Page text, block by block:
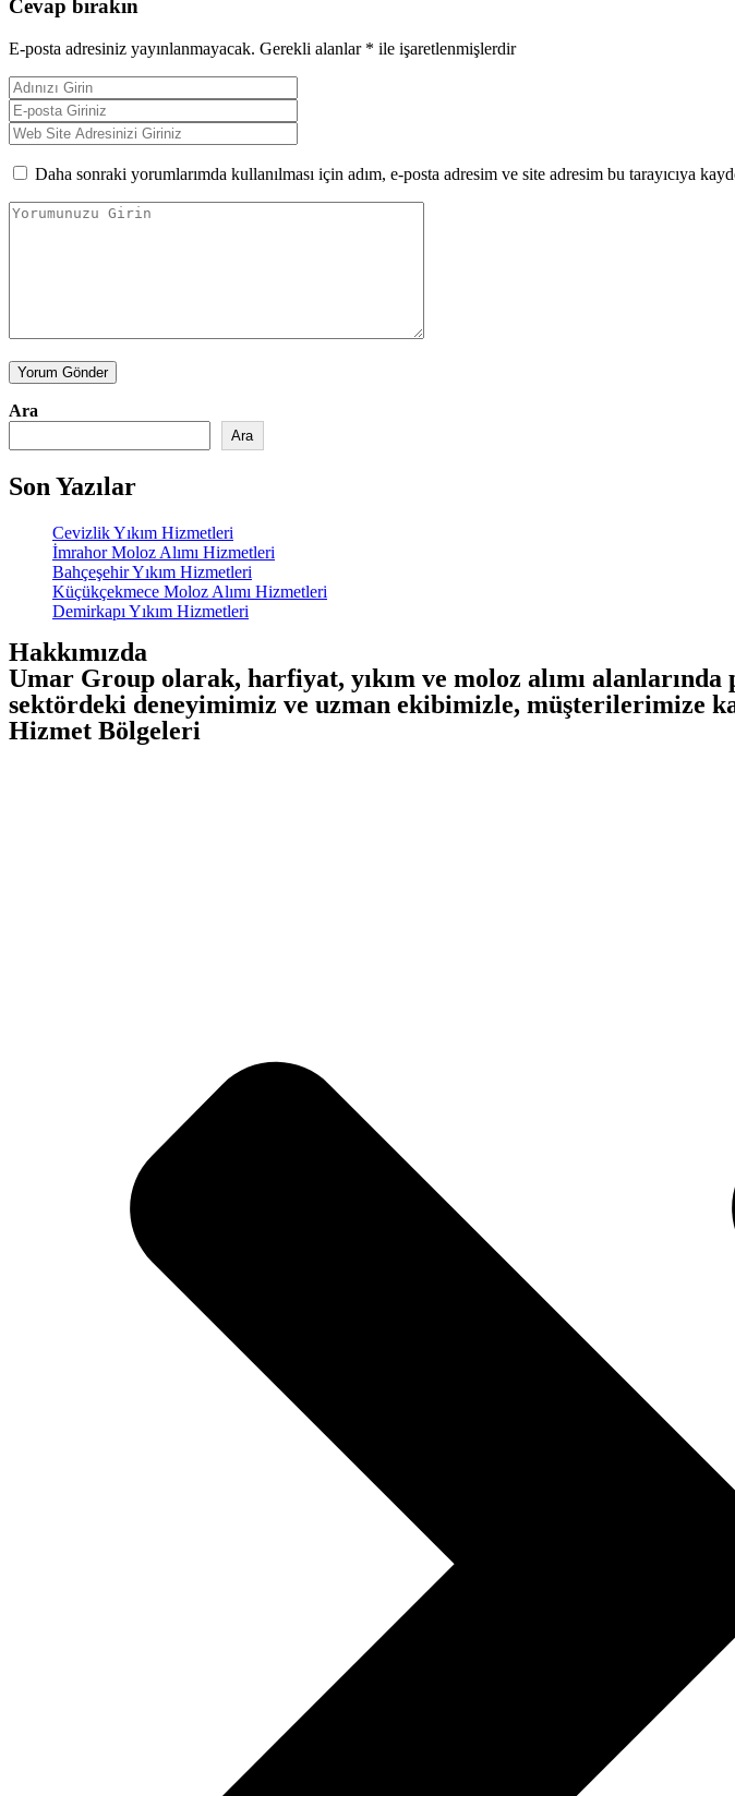
Cevap bırakın
E-posta adresiniz yayınlanmayacak. Gerekli alanlar * ile işaretlenmişlerdir
Daha sonraki yorumlarımda kullanılması için adım, e-posta adresim ve site adresim bu tarayıcıya
Yorum Gönder
Ara
Ara
Son Yazılar
Cevizlik Yıkım Hizmetleri
İmrahor Moloz Alımı Hizmetleri
Bahçeşehir Yıkım Hizmetleri
Küçükçekmece Moloz Alımı Hizmetleri
Demirkapı Yıkım Hizmetleri
Hakkımızda
Umar Group olarak, harfiyat, yıkım ve moloz alımı
sektördeki deneyimimiz ve uzman ekibimizle, müşterilerimize
Hizmet Bölgeleri